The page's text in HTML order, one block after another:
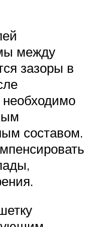
между
зазоры в
составом.